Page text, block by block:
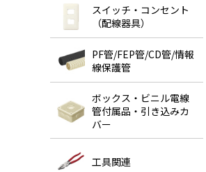
スイッチ・コンセント
（配線器具）
PF管/FEP管/CD管/情報
線保護管
ボックス・ビニル電線
管付属品・引き込みカ
バー
工具関連